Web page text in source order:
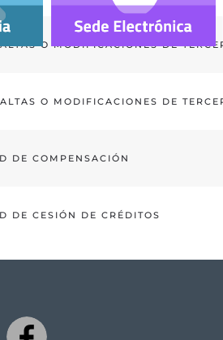
O MODIFICACIONES DE
O MODIFICACIONES DE
DE COMPENSACIÓN
DE CESIÓN DE CRÉDITOS